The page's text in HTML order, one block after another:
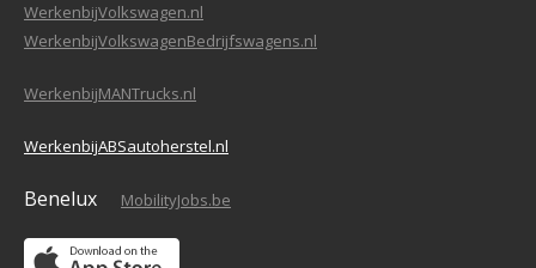
WerkenbijVolkswagen.nl
WerkenbijVolkswagenBedrijfswagens.nl
WerkenbijMANTrucks.nl
WerkenbijABSautoherstel.nl
Benelux MobilityJobs.be